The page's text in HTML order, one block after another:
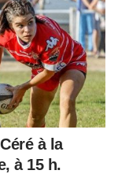
à la
à 15 h.